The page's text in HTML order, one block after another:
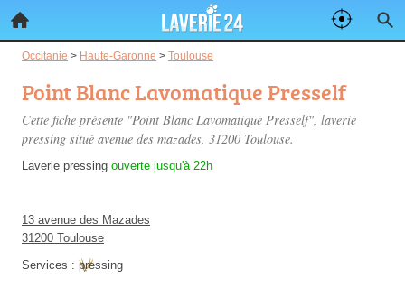
Occitanie > Haute-Garonne > Toulouse
Point Blanc Lavomatique Presself
Cette fiche présente "Point Blanc Lavomatique Presself", laverie
pressing situé avenue des mazades, 31200 Toulouse.
Laverie pressing ouverte jusqu'à 22h
13 avenue des Mazades
31200 Toulouse
Services : pressing